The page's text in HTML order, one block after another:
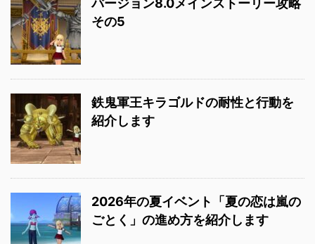
バージョン8.0メインストーリー攻略
その5
鉄鬼軍王キラゴルドの耐性と行動を
紹介します
2026年の夏イベント「夏の恋は嵐の
ごとく」の進め方を紹介します